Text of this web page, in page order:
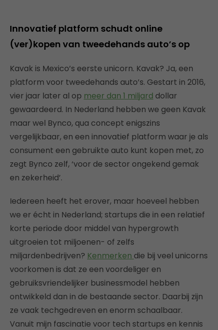
Innovatief platform schudt online
(ver)kopen van tweedehands auto’s op
Kavak is Mexico’s eerste unicorn. Kavak? Ja, een
platform voor tweedehands auto’s. Gestart in 2016,
vier jaar later al op meer dan 1 miljard dollar
gewaardeerd. In Nederland hebben we geen Kavak
maar wel Bynco, qua concept enigszins
vergelijkbaar, en een innovatief platform waar je als
consument een gebruikte auto kunt kopen met, zo
zegt Bynco zelf, ‘voor de sector ongekend gemak
en zekerheid’.
Iedereen heeft het erover, maar hoeveel hebben
we er écht in Nederland; startups die in een relatief
korte periode door middel van hypergrowth
uitgroeien tot miljoenen- of zelfs
miljardenbedrijven? Kenmerken die bij veel unicorns
voorkomen is dat ze een voordeliger en
gebruiksvriendelijker businessmodel hebben
ontwikkeld dan in de bestaande sector. Daarbij zijn
ze vaak techgedreven en enorm schaalbaar.
Vanuit mijn fascinatie voor tech startups en kennis